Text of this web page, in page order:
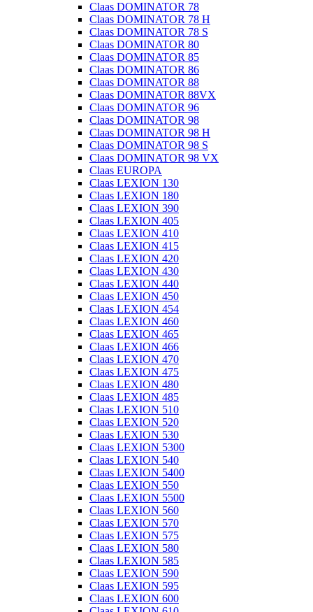
Claas DOMINATOR 78
Claas DOMINATOR 78 H
Claas DOMINATOR 78 S
Claas DOMINATOR 80
Claas DOMINATOR 85
Claas DOMINATOR 86
Claas DOMINATOR 88
Claas DOMINATOR 88VX
Claas DOMINATOR 96
Claas DOMINATOR 98
Claas DOMINATOR 98 H
Claas DOMINATOR 98 S
Claas DOMINATOR 98 VX
Claas EUROPA
Claas LEXION 130
Claas LEXION 180
Claas LEXION 390
Claas LEXION 405
Claas LEXION 410
Claas LEXION 415
Claas LEXION 420
Claas LEXION 430
Claas LEXION 440
Claas LEXION 450
Claas LEXION 454
Claas LEXION 460
Claas LEXION 465
Claas LEXION 466
Claas LEXION 470
Claas LEXION 475
Claas LEXION 480
Claas LEXION 485
Claas LEXION 510
Claas LEXION 520
Claas LEXION 530
Claas LEXION 5300
Claas LEXION 540
Claas LEXION 5400
Claas LEXION 550
Claas LEXION 5500
Claas LEXION 560
Claas LEXION 570
Claas LEXION 575
Claas LEXION 580
Claas LEXION 585
Claas LEXION 590
Claas LEXION 595
Claas LEXION 600